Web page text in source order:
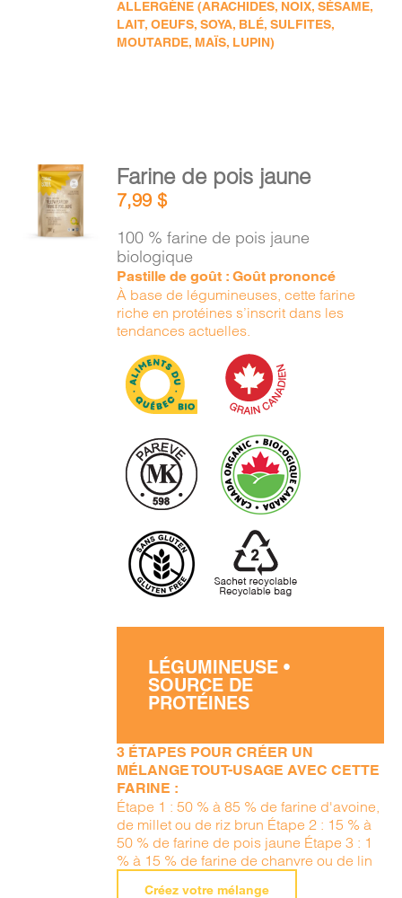
ALLERGÈNE (ARACHIDES, NOIX, SÉSAME,
LAIT, OEUFS, SOYA, BLÉ, SULFITES,
MOUTARDE, MAÏS, LUPIN)
AJOUTER
AU
PANIER
/
Farine de pois jaune
7,99$
100 % farine de pois jaune
biologique
Pastille de goût : Goût prononcé
À base de légumineuses, cette farine
riche en protéines s’inscrit dans les
tendances actuelles.
LÉGUMINEUSE •
SOURCE DE
PROTÉINES
3 ÉTAPES POUR CRÉER UN
MÉLANGE TOUT-USAGE AVEC CETTE
FARINE :
Étape 1 : 50 % à 85 % de farine d'avoine,
de millet ou de riz brun Étape 2 : 15 % à
50 % de farine de pois jaune Étape 3 : 1
% à 15 % de farine de chanvre ou de lin
Créez votre mélange